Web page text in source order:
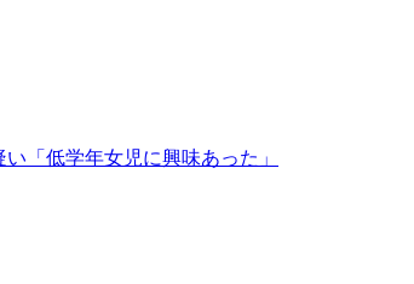
「低学年女児に興味あった」